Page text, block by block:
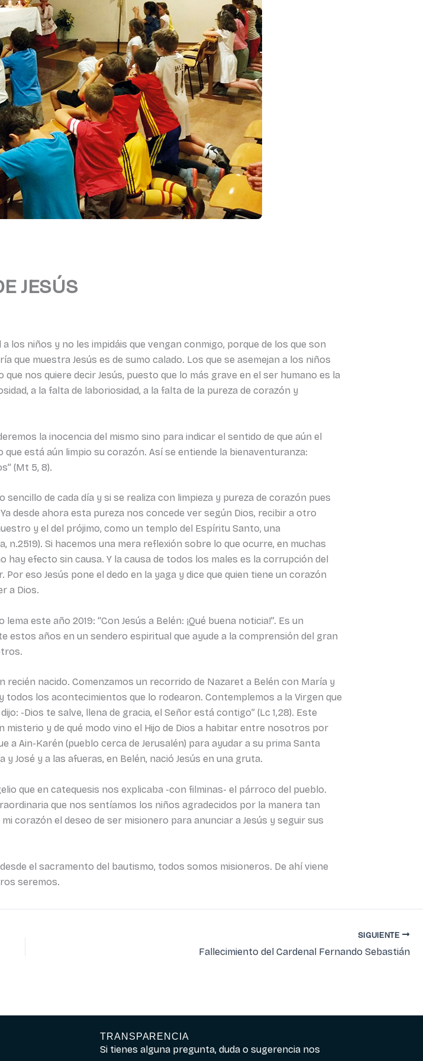
JESÚS
los niños y no les impidáis que vengan conmigo, porque de los que son
que muestra Jesús es de sumo calado. Los que se asemejan a los niños
nos quiere decir Jesús, puesto que lo más grave en el ser humano es la
a la falta de laboriosidad, a la falta de la pureza de corazón y
la inocencia del mismo sino para indicar el sentido de que aún el
está aún limpio su corazón. Así se entiende la bienaventuranza:
(Mt 5, 8).
de cada día y si se realiza con limpieza y pureza de corazón pues
desde ahora esta pureza nos concede ver según Dios, recibir a otro
y el del prójimo, como un templo del Espíritu Santo, una
n.2519). Si hacemos una mera reflexión sobre lo que ocurre, en muchas
efecto sin causa. Y la causa de todos los males es la corrupción del
eso Jesús pone el dedo en la yaga y dice que quien tiene un corazón
a Dios.
este año 2019: “Con Jesús a Belén: ¡Qué buena noticia!”. Es un
estos años en un sendero espiritual que ayude a la comprensión del gran
nacido. Comenzamos un recorrido de Nazaret a Belén con María y
todos los acontecimientos que lo rodearon. Contemplemos a la Virgen que
-Dios te salve, llena de gracia, el Señor está contigo” (Lc 1,28). Este
misterio y de qué modo vino el Hijo de Dios a habitar entre nosotros por
a Ain-Karén (pueblo cerca de Jerusalén) para ayudar a su prima Santa
José y a las afueras, en Belén, nació Jesús en una gruta.
que en catequesis nos explicaba -con filminas- el párroco del pueblo.
que nos sentíamos los niños agradecidos por la manera tan
corazón el deseo de ser misionero para anunciar a Jesús y seguir sus
el sacramento del bautismo, todos somos misioneros. De ahí viene
seremos.
SIGUIENTE
Fallecimiento del Cardenal Fernando Sebastián
TRANSPARENCIA
Si tienes alguna pregunta, duda o sugerencia nos